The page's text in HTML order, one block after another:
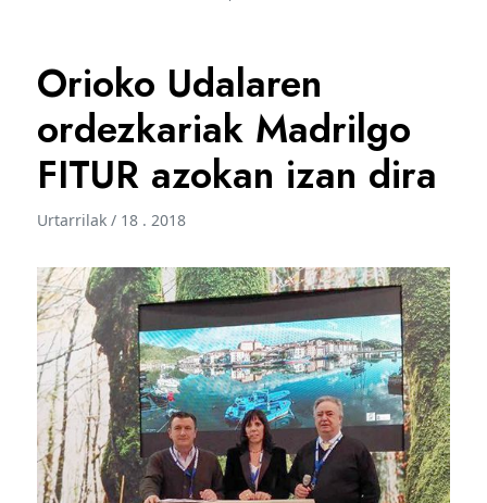
Orioko Udalaren
ordezkariak Madrilgo
FITUR azokan izan dira
Urtarrilak / 18 . 2018